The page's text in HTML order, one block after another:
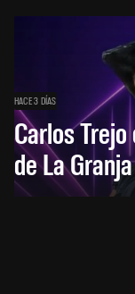
HACE 3 DÍAS
Carlos
de La